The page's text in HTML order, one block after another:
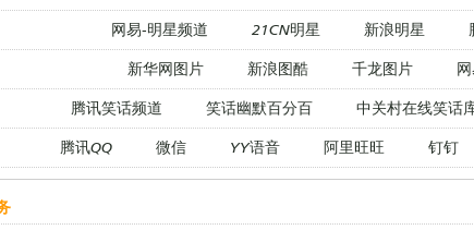
网易-明星频道 21CN明星 新浪明星
新华网图片 新浪图酷 千龙图片
腾讯笑话频道 笑话幽默百分百 中关村在线笑话
腾讯QQ 微信 YY语音 阿里旺旺 钉钉